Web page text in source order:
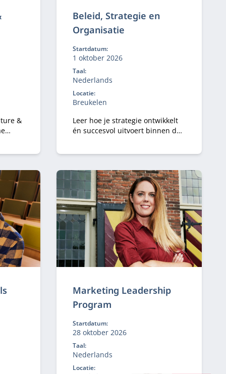
&
met
Beleid, Strategie en
Organisatie
Startdatum:
1 oktober 2026
Taal:
Nederlands
Locatie:
Breukelen
Leer hoe je strategie ontwikkelt
én succesvol uitvoert binnen de
Marketing Leadership
Program
Startdatum:
28 oktober 2026
Taal:
Nederlands
Locatie: